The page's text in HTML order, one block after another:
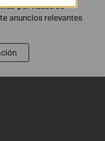
por nuestros
anuncios relevantes